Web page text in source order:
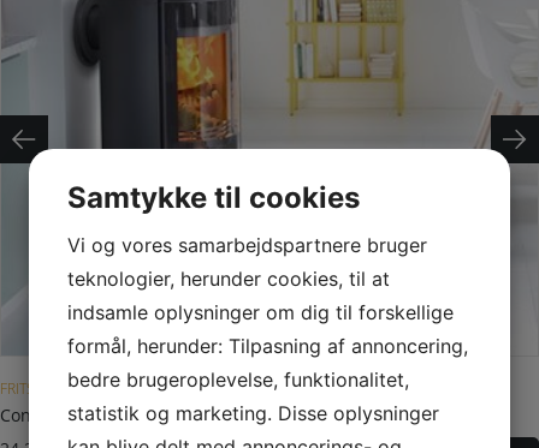
Dette vare har flere varianter. Mulighederne kan vælges på varesiden
FRITSTÅENDE BRÆNDEOVN
Contura 510 Style med glaslåge
Samtykke til cookies
Vi og vores samarbejdspartnere bruger
teknologier, herunder cookies, til at
indsamle oplysninger om dig til forskellige
formål, herunder: Tilpasning af annoncering,
bedre brugeroplevelse, funktionalitet,
statistik og marketing. Disse oplysninger